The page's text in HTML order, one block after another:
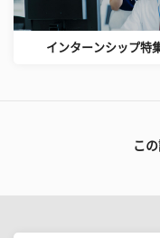
インターンシップ特
こ